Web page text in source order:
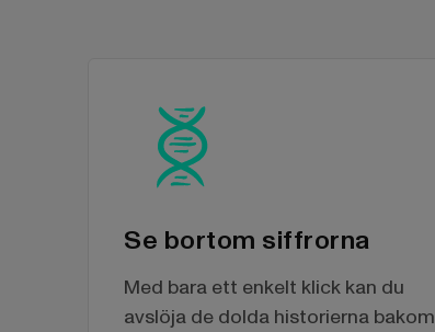
Se bortom siffrorna
Med bara ett enkelt klick kan du
avslöja de dolda historierna bakom